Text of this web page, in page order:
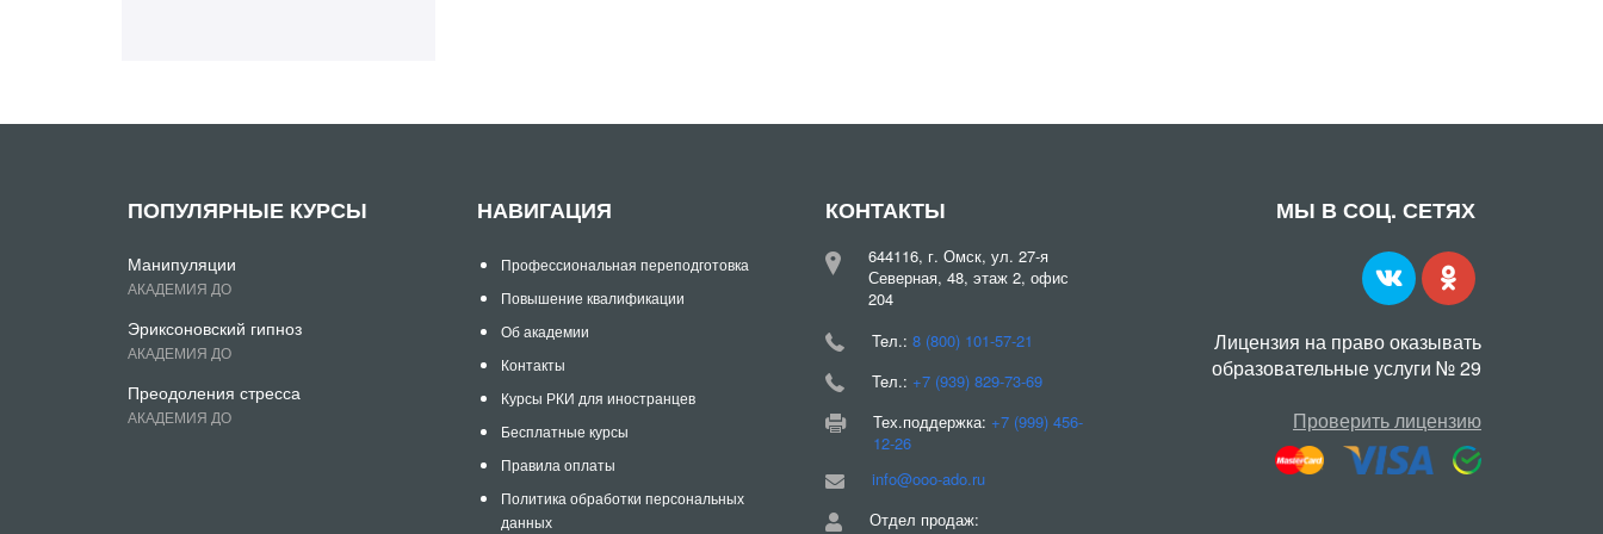
ПОПУЛЯРНЫЕ КУРСЫ
Манипуляции
АКАДЕМИЯ ДО
Эриксоновский гипноз
АКАДЕМИЯ ДО
Преодоления стресса
АКАДЕМИЯ ДО
НАВИГАЦИЯ
Профессиональная переподготовка
Повышение квалификации
Об академии
Контакты
Курсы РКИ для иностранцев
Бесплатные курсы
Правила оплаты
Политика обработки персональных
данных
КОНТАКТЫ
644116, г. Омск, ул. 27-я
Северная, 48, этаж 2, офис
204
Teл.: 8 (800) 101-57-21
Teл.: +7 (939) 829-73-69
Тех.поддержка: +7 (999) 456-
12-26
info@ooo-ado.ru
Отдел продаж:
МЫ В СОЦ. СЕТЯХ
Лицензия на право оказывать
образовательные услуги № 29
Проверить лицензию